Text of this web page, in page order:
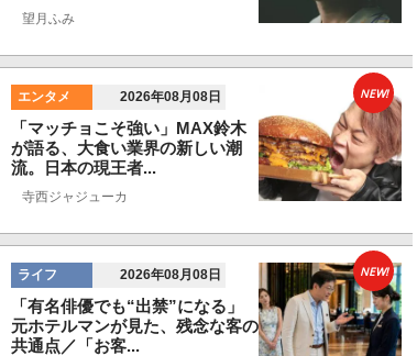
望月ふみ
エンタメ 2026年08月08日
「マッチョこそ強い」MAX鈴木
が語る、大食い業界の新しい潮
流。日本の現王者...
寺西ジャジューカ
NEW!
ライフ 2026年08月08日
「有名俳優でも“出禁”になる」
元ホテルマンが見た、残念な客の
共通点／「お客...
NEW!